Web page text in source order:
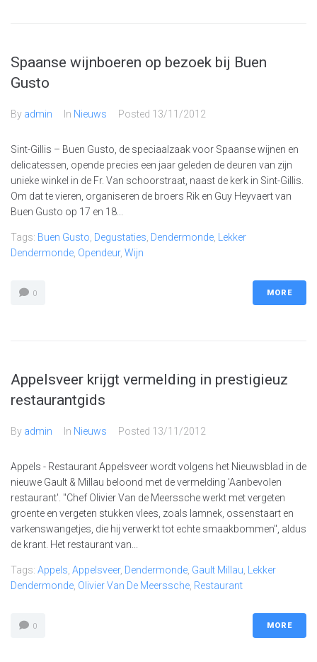
Spaanse wijnboeren op bezoek bij Buen
Gusto
By admin In Nieuws Posted 13/11/2012
Sint-Gillis – Buen Gusto, de speciaalzaak voor Spaanse wijnen en
delicatessen, opende precies een jaar geleden de deuren van zijn
unieke winkel in de Fr. Van schoorstraat, naast de kerk in Sint-Gillis.
Om dat te vieren, organiseren de broers Rik en Guy Heyvaert van
Buen Gusto op 17 en 18...
Tags: Buen Gusto Degustaties Dendermonde
Lekker
Dendermonde Opendeur, Wijn
0 MORE
Appelsveer krijgt vermelding in prestigieuz
restaurantgids
By admin In Nieuws Posted 13/11/2012
Appels - Restaurant Appelsveer wordt volgens het Nieuwsblad in de
nieuwe Gault & Millau beloond met de vermelding 'Aanbevolen
restaurant'. "Chef Olivier Van de Meerssche werkt met vergeten
groente en vergeten stukken vlees, zoals lamnek, ossenstaart en
varkenswangetjes, die hij verwerkt tot echte smaakbommen", aldus
de krant. Het restaurant van...
Tags: Appels Appelsveer, Dendermonde Gault Millau
Lekker
Dendermonde Olivier Van De Meerssche Restaurant
0 MORE